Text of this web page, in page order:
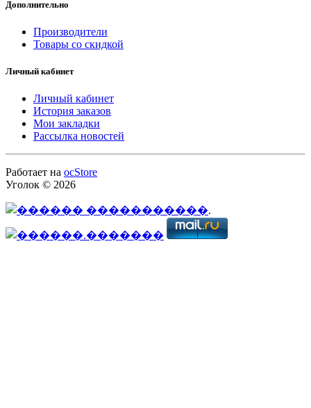
Дополнительно
Производители
Товары со скидкой
Личный кабинет
Личный кабинет
История заказов
Мои закладки
Рассылка новостей
Работает на ocStore
Уголок © 2026
.